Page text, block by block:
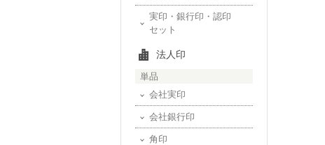
実印・銀行印・認印
セット
法人印
単品
会社実印
会社銀行印
角印